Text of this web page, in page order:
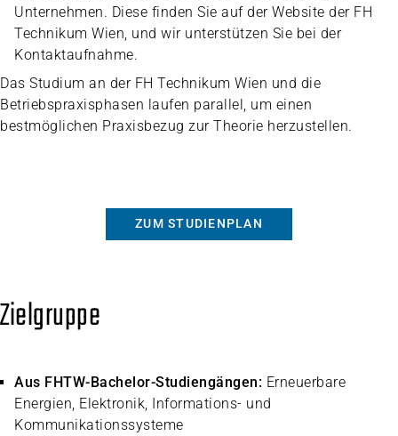
Unternehmen. Diese finden Sie auf der Website der FH
Technikum Wien, und wir unterstützen Sie bei der
Kontaktaufnahme.
Das Studium an der FH Technikum Wien und die
Betriebspraxisphasen laufen parallel, um einen
bestmöglichen Praxisbezug zur Theorie herzustellen.
ZUM STUDIENPLAN
Zielgruppe
Aus FHTW-Bachelor-Studiengängen: Erneuerbare
Energien, Elektronik, Informations- und
Kommunikationssysteme